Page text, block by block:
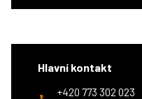
Hlavní kontakt
+420 773 302 023